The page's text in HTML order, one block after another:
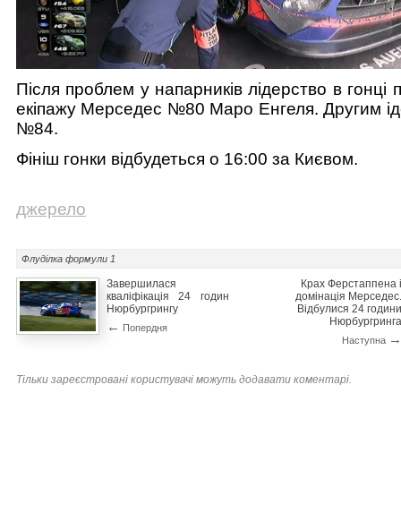
Після проблем у напарників лідерство в
екіпажу Мерседес №80 Маро Енгеля. Другим
№84.
Фініш гонки відбудеться о 16:00 за Києвом.
джерело
Флуділка формули 1
Завершилася
кваліфікація 24 годин
Нюрбургрингу
← Попердня
Крах Ферстаппена і
домінація Мерседес.
Відбулися 24 години
Нюрбургринга
Наступна →
Тільки зареєстровані користувачі можуть додавати коментарі.